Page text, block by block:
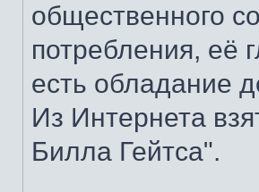
общественного
потребления, её
есть обладание
Из Интернета
Билла Гейтса".